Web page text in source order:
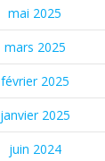
mai 2025
mars 2025
février 2025
janvier 2025
juin 2024